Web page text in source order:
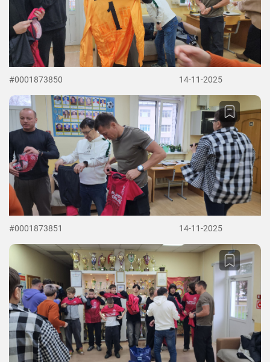
#0001873850 14-11-2025
#0001873851 14-11-2025